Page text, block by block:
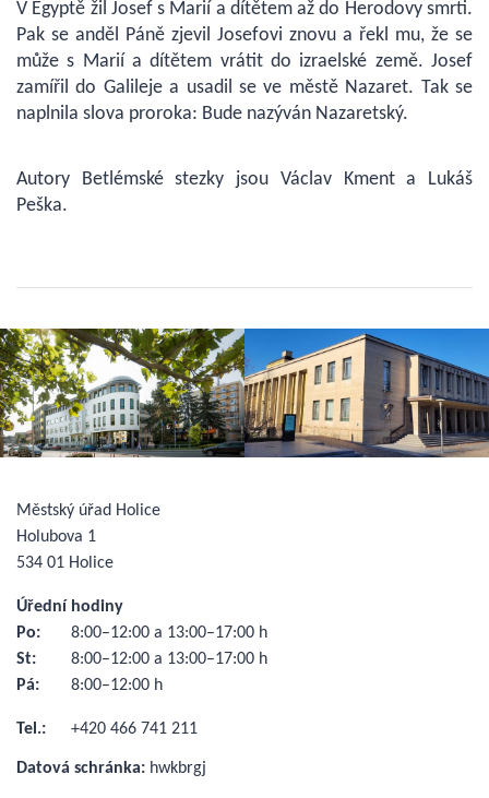
V Egyptě žil Josef s Marií a dítětem až do Herodovy smrti.
Pak se anděl Páně zjevil Josefovi znovu a řekl mu, že se
může s Marií a dítětem vrátit do izraelské země. Josef
zamířil do Galileje a usadil se ve městě Nazaret. Tak se
naplnila slova proroka: Bude nazýván Nazaretský.
Autory Betlémské stezky jsou Václav Kment a Lukáš
Peška.
Městský úřad Holice
Holubova 1
534 01 Holice
Úřední hodiny
Po:
8:00–12:00 a 13:00–17:00 h
St:
8:00–12:00 a 13:00–17:00 h
Pá:
8:00–12:00 h
Tel.: +420 466 741 211
Datová schránka: hwkbrgj